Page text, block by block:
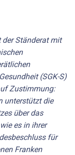
Ständerat mit
(SGK-S)
Zustimmung:
unterstützt die
über das
es in ihrer
für
Franken